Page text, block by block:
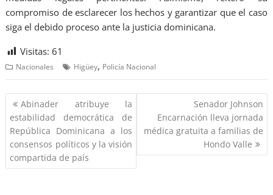
compromiso de esclarecer los hechos y garantizar que el caso
siga el debido proceso ante la justicia dominicana.
Visitas: 61
Nacionales Higüey, Policía Nacional
Abinader atribuye la
estabilidad democrática de
República Dominicana a los
consensos políticos y la visión
compartida de país
Senador Johnson
Encarnación lleva jornada
médica gratuita a familias de
Hondo Valle